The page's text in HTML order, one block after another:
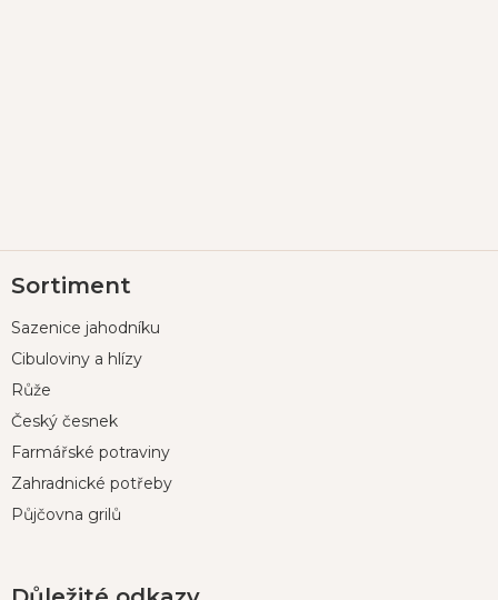
á
a
Sortiment
Sazenice jahodníku
Cibuloviny a hlízy
Růže
Český česnek
Farmářské potraviny
Zahradnické potřeby
Půjčovna grilů